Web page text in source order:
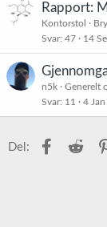
Rapport:
Kontorstol
Svar 47 14
n5k
Generelt
Svar 11 4
Del: Facebook